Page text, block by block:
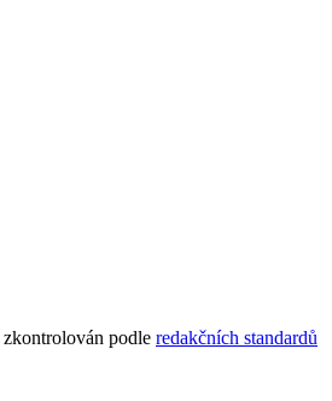
podle redakčních standardů